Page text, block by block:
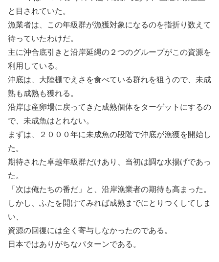
と目されていた。
漁業者は、この年級群が漁獲対象になるのを指折り数えて
待っていたわけだ。
主に沖合底引きと沿岸延縄の２つのグループがこの資源を
利用している。
沖底は、大陸棚でえさを食べている群れを狙うので、未成
熟も成熟も獲れる。
沿岸は産卵場に戻ってきた成熟個体をターゲットにするの
で、未成魚はとれない。
まずは、２０００年に未成魚の段階で沖底が漁獲を開始し
た。
期待された卓越年級群だけあり、当初は調な水揚げであっ
た。
「次は俺たちの番だ」と、沿岸漁業者の期待も高まった。
しかし、ふたを開けてみれば成熟までにとりつくしてしま
い、
資源の回復には全く寄与しなかったのである。
日本ではありがちなパターンである。